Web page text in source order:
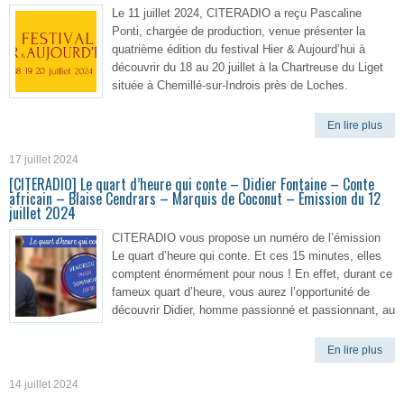
Le 11 juillet 2024, CITERADIO a reçu Pascaline
Ponti, chargée de production, venue présenter la
quatrième édition du festival Hier & Aujourd’hui à
découvrir du 18 au 20 juillet à la Chartreuse du Liget
située à Chemillé-sur-Indrois près de Loches.
En lire plus
17 juillet 2024
[CITERADIO] Le quart d’heure qui conte – Didier Fontaine – Conte
africain – Blaise Cendrars – Marquis de Coconut – Émission du 12
juillet 2024
CITERADIO vous propose un numéro de l’émission
Le quart d’heure qui conte. Et ces 15 minutes, elles
comptent énormément pour nous ! En effet, durant ce
fameux quart d’heure, vous aurez l’opportunité de
découvrir Didier, homme passionné et passionnant, au
En lire plus
14 juillet 2024